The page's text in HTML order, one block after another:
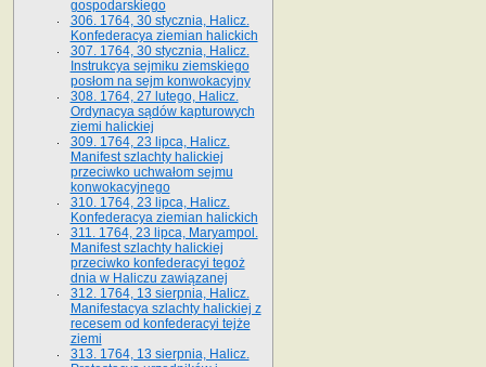
gospodarskiego
306. 1764, 30 stycznia, Halicz.
Konfederacya ziemian halickich
307. 1764, 30 stycznia, Halicz.
Instrukcya sejmiku ziemskiego
posłom na sejm konwokacyjny
308. 1764, 27 lutego, Halicz.
Ordynacya sądów kapturowych
ziemi halickiej
309. 1764, 23 lipca, Halicz.
Manifest szlachty halickiej
przeciwko uchwałom sejmu
konwokacyjnego
310. 1764, 23 lipca, Halicz.
Konfederacya ziemian halickich
311. 1764, 23 lipca, Maryampol.
Manifest szlachty halickiej
przeciwko konfederacyi tegoż
dnia w Haliczu zawiązanej
312. 1764, 13 sierpnia, Halicz.
Manifestacya szlachty halickiej z
recesem od konfederacyi tejże
ziemi
313. 1764, 13 sierpnia, Halicz.